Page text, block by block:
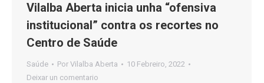
Vilalba Aberta inicia unha “ofensiva
institucional” contra os recortes no
Centro de Saúde
Saúde Por Vilalba Aberta
10 Febreiro, 2022
Deixar un comentario